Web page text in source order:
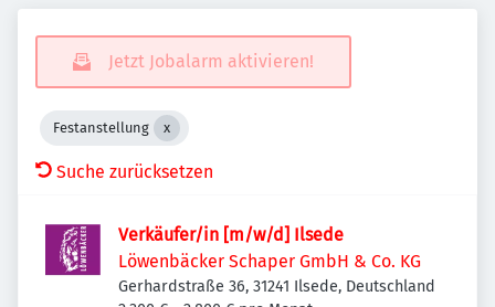
Jetzt Jobalarm aktivieren!
Festanstellung
Suche zurücksetzen
Verkäufer/in [m/w/d] Ilsede
Löwenbäcker Schaper GmbH & Co. KG
Gerhardstraße 36, 31241 Ilsede, Deutschland